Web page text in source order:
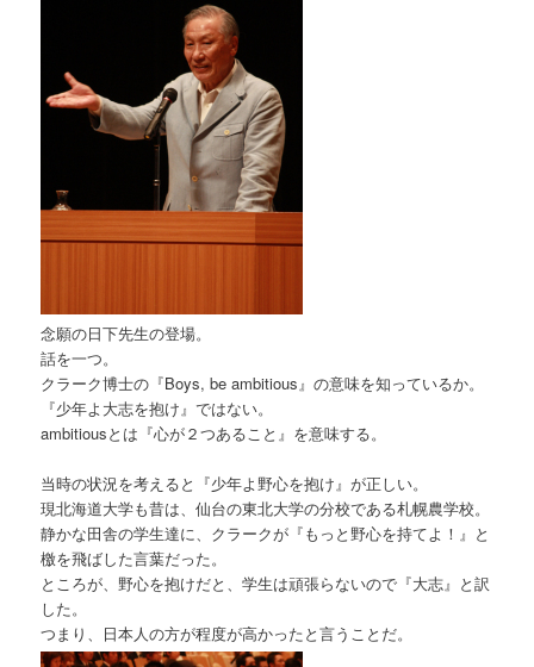
念願の日下先生の登場。
話を一つ。
クラーク博士の『Boys, be ambitious』の意味を知っているか。
『少年よ大志を抱け』ではない。
ambitiousとは『心が２つあること』を意味する。
当時の状況を考えると『少年よ野心を抱け』が正しい。
現北海道大学も昔は、仙台の東北大学の分校である札幌農学校。
静かな田舎の学生達に、クラークが『もっと野心を持てよ！』と
檄を飛ばした言葉だった。
ところが、野心を抱けだと、学生は頑張らないので『大志』と訳
した。
つまり、日本人の方が程度が高かったと言うことだ。